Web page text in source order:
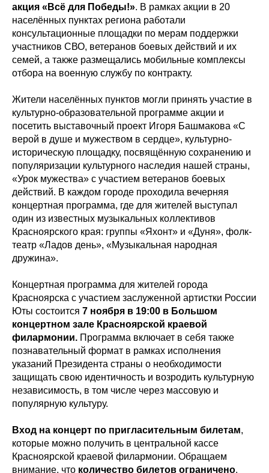
акция «Всё для Победы!». В рамках акции в 20
населённых пунктах региона работали
консультационные площадки по мерам поддержки
участников СВО, ветеранов боевых действий и их
семей, а также размещались мобильные комплексы
отбора на военную службу по контракту.
Жители населённых пунктов могли принять участие в
культурно-образовательной программе акции и
посетить выставочный проект Игоря Башмакова «С
верой в душе и мужеством в сердце», культурно-
историческую площадку, посвящённую сохранению и
популяризации культурного наследия нашей страны,
«Урок мужества» с участием ветеранов боевых
действий. В каждом городе проходила вечерняя
концертная программа, где для жителей выступал
один из известных музыкальных коллективов
Красноярского края: группы «Яхонт» и «Дуня», фолк-
театр «Ладов день», «Музыкальная народная
дружина».
Концертная программа для жителей города
Красноярска с участием заслуженной артистки России
Юты состоится 7 ноября в 19:00 в Большом
концертном зале Красноярской краевой
филармонии. Программа включает в себя также
познавательный формат в рамках исполнения
указаний Президента страны о необходимости
защищать свою идентичность и возродить культурную
независимость, в том числе через массовую и
популярную культуру.
Вход на концерт по пригласительным билетам,
которые можно получить в центральной кассе
Красноярской краевой филармонии. Обращаем
внимание, что количество билетов ограничено.